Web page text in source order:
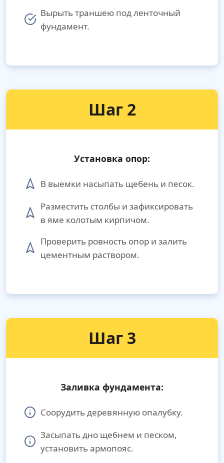
Вырыть траншею под ленточный
фундамент.
Шаг 2
Установка опор:
В выемки насыпать щебень и песок.
Разместить столбы и зафиксировать
в яме колотым кирпичом.
Проверить ровность опор и залить
цементным раствором.
Шаг 3
Заливка фундамента:
Соорудить деревянную опалубку.
Засыпать дно щебнем и песком,
установить армопояс.